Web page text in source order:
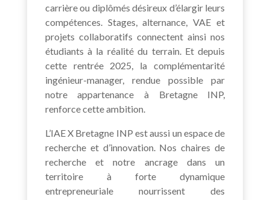
carrière ou diplômés désireux d’élargir leurs
compétences. Stages, alternance, VAE et
projets collaboratifs connectent ainsi nos
étudiants à la réalité du terrain. Et depuis
cette rentrée 2025, la complémentarité
ingénieur-manager, rendue possible par
notre appartenance à Bretagne INP,
renforce cette ambition.
L’IAE X Bretagne INP est aussi un espace de
recherche et d’innovation. Nos chaires de
recherche et notre ancrage dans un
territoire à forte dynamique
entrepreneuriale nourrissent des